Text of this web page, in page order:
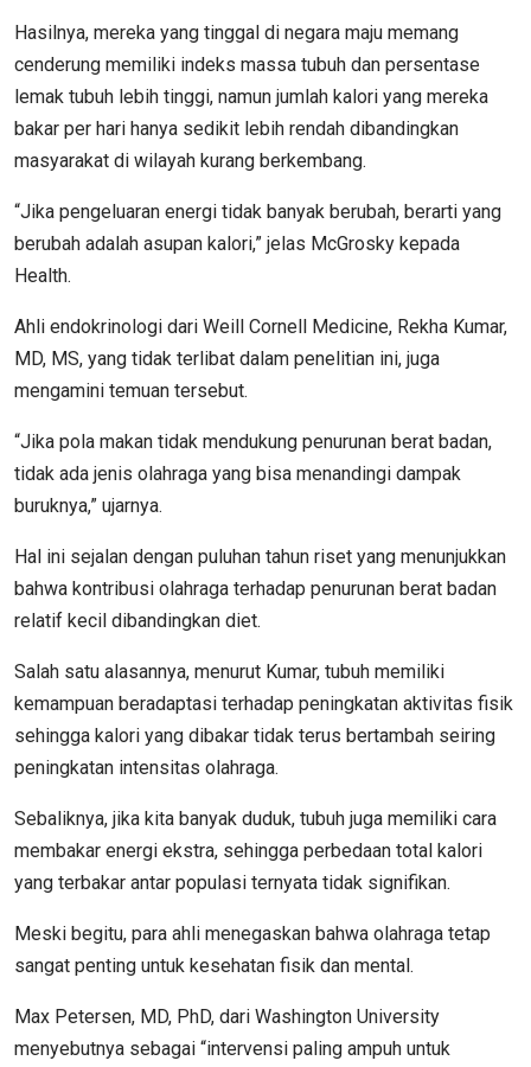
Hasilnya, mereka yang tinggal di negara maju memang
cenderung memiliki indeks massa tubuh dan persentase
lemak tubuh lebih tinggi, namun jumlah kalori yang mereka
bakar per hari hanya sedikit lebih rendah dibandingkan
masyarakat di wilayah kurang berkembang.
“Jika pengeluaran energi tidak banyak berubah, berarti yang
berubah adalah asupan kalori,” jelas McGrosky kepada
Health.
Ahli endokrinologi dari Weill Cornell Medicine, Rekha Kumar,
MD, MS, yang tidak terlibat dalam penelitian ini, juga
mengamini temuan tersebut.
“Jika pola makan tidak mendukung penurunan berat badan,
tidak ada jenis olahraga yang bisa menandingi dampak
buruknya,” ujarnya.
Hal ini sejalan dengan puluhan tahun riset yang menunjukkan
bahwa kontribusi olahraga terhadap penurunan berat badan
relatif kecil dibandingkan diet.
Salah satu alasannya, menurut Kumar, tubuh memiliki
kemampuan beradaptasi terhadap peningkatan aktivitas fisik
sehingga kalori yang dibakar tidak terus bertambah seiring
peningkatan intensitas olahraga.
Sebaliknya, jika kita banyak duduk, tubuh juga memiliki cara
membakar energi ekstra, sehingga perbedaan total kalori
yang terbakar antar populasi ternyata tidak signifikan.
Meski begitu, para ahli menegaskan bahwa olahraga tetap
sangat penting untuk kesehatan fisik dan mental.
Max Petersen, MD, PhD, dari Washington University
menyebutnya sebagai “intervensi paling ampuh untuk